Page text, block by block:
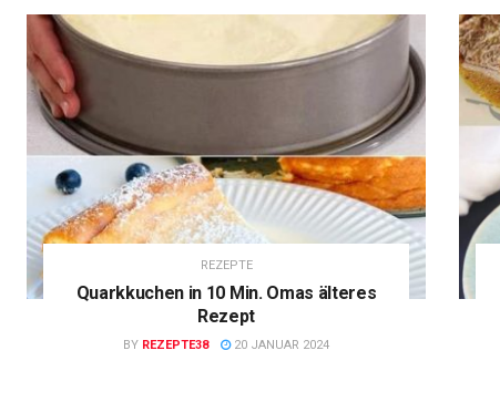
REZEPTE
Quarkkuchen in 10 Min. Omas älteres
Rezept
BY REZEPTE38 20 JANUAR 2024